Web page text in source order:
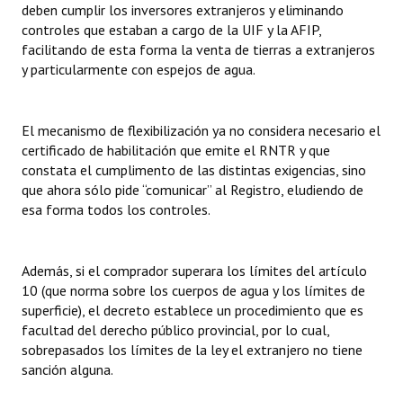
deben cumplir los inversores extranjeros y eliminando
controles que estaban a cargo de la UIF y la AFIP,
facilitando de esta forma la venta de tierras a extranjeros
y particularmente con espejos de agua.
El mecanismo de flexibilización ya no considera necesario el
certificado de habilitación que emite el RNTR y que
constata el cumplimento de las distintas exigencias, sino
que ahora sólo pide “comunicar” al Registro, eludiendo de
esa forma todos los controles.
Además, si el comprador superara los límites del artículo
10 (que norma sobre los cuerpos de agua y los límites de
superficie), el decreto establece un procedimiento que es
facultad del derecho público provincial, por lo cual,
sobrepasados los límites de la ley el extranjero no tiene
sanción alguna.